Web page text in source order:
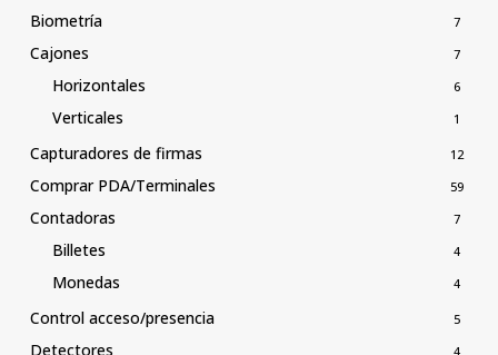
Biometría 7
Cajones 7
Horizontales 6
Verticales 1
Capturadores de firmas 12
Comprar PDA/Terminales 59
Contadoras 7
Billetes 4
Monedas 4
Control acceso/presencia 5
Detectores 4